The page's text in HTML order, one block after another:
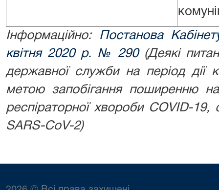
Інформаційно:
Постанова
квітня 2020 р. № 290(Деякі
державної служби на період дії
метою запобігання поширенню на
респіраторної хвороби COVID-19,
SARS-CoV-2)